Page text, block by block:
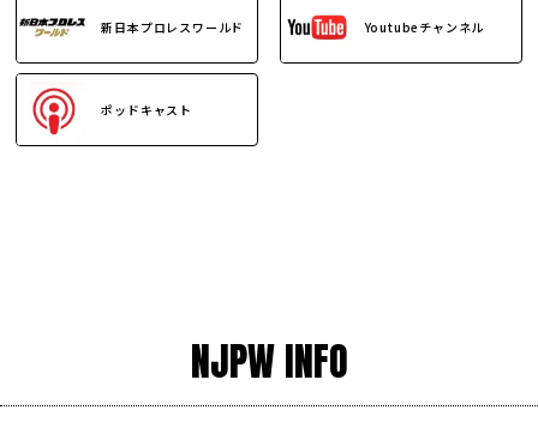
新日本プロレスワールド Youtubeチャンネル
ポッドキャスト
NJPW INFO